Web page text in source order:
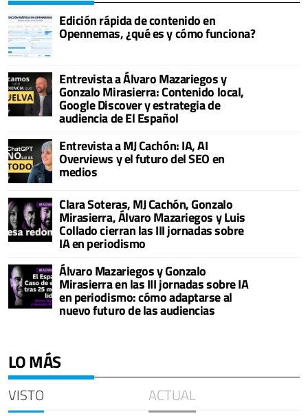
Edición rápida de contenido en
Opennemas, ¿qué es y cómo funciona?
Entrevista a Álvaro Mazariegos y
Gonzalo Mirasierra: Contenido local,
Google Discover y estrategia de
audiencia de El Español
Entrevista a MJ Cachón: IA, AI
Overviews y el futuro del SEO en
medios
Clara Soteras, MJ Cachón, Gonzalo
Mirasierra, Álvaro Mazariegos y Luis
Collado cierran las III jornadas sobre
IA en periodismo
Álvaro Mazariegos y Gonzalo
Mirasierra en las III jornadas sobre IA
en periodismo: cómo adaptarse al
nuevo futuro de las audiencias
LO MÁS
VISTO ACTUAL